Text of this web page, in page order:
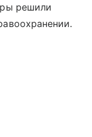
решили